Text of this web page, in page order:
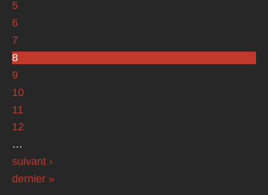
5
6
7
8
9
10
11
12
…
suivant ›
dernier »